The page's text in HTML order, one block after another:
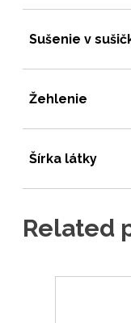
Sušenie v
Žehlenie
Šírka látky
Related